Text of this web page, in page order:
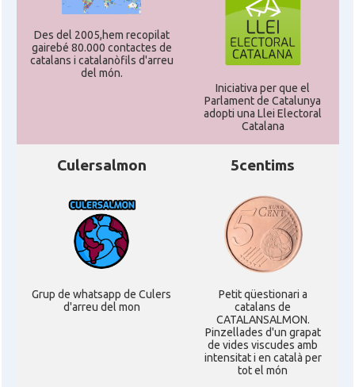
CAMON Catalans a Sarasota, Florida, USA
CAMON Catalans a SEATTLE
Catalans a Silicon Valley (San Jose),
California, USA
CAMON Catalans a TAMPA
CAMON Catalans a TENNESSEE
CAMON Catalans a UTAH
CAMON Catalans a VIRGINIA
Catalans a WASHINGTON DC
Des del 2005,hem recopilat
gairebé 80.000 contactes de
catalans i catalanòfils d'arreu
del món.
Iniciativa per que el
Parlament de Catalunya
adopti una Llei Electoral
Catalana
Culersalmon
Grup de whatsapp de Culers
d'arreu del mon
5centims
Petit qüestionari a
catalans de
CATALANSALMON.
Pinzellades d'un grapat
de vides viscudes amb
intensitat i en català per
tot el món